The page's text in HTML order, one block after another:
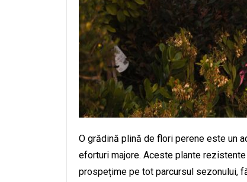
O grădină plină de flori perene este un
eforturi majore. Aceste plante
prospețime pe tot parcursul sezonului,